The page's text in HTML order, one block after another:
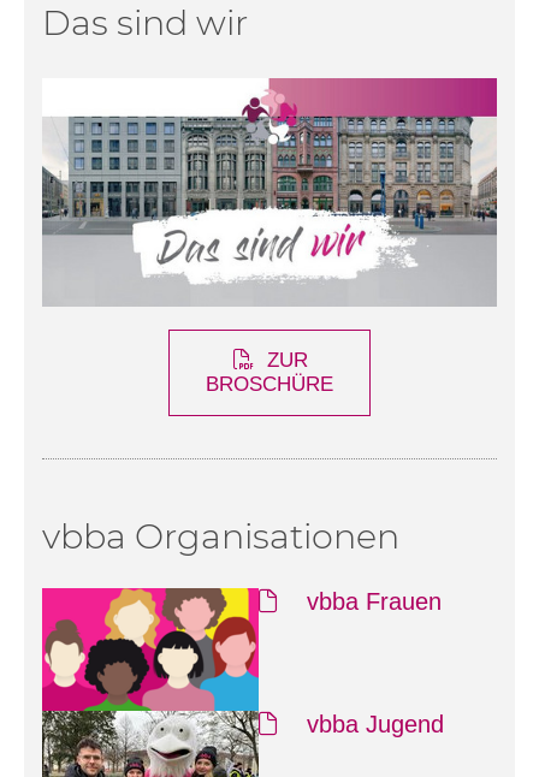
Das sind wir
ZUR
BROSCHÜRE
vbba Organisationen
vbba Frauen
vbba Jugend